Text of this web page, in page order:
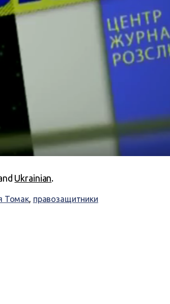
Ukrainian.
Томак, правозащитники